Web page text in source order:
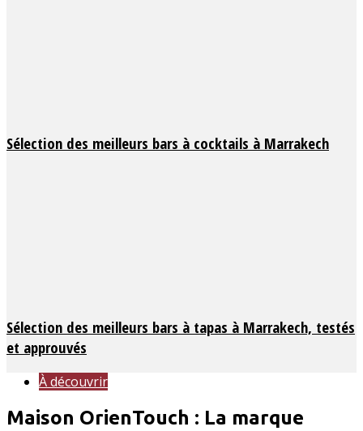
Sélection des meilleurs bars à cocktails à Marrakech
Sélection des meilleurs bars à tapas à Marrakech, testés
et approuvés
À découvrir
Maison OrienTouch : La marque